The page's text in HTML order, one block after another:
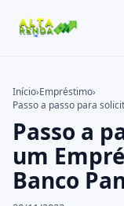
Cartão de Crédito
Consignado
Conta Digital
Buscar no
Buscar por:
Pressione Enter
Início›Empréstimo›
Passo a passo para
Passo a
um
Banco